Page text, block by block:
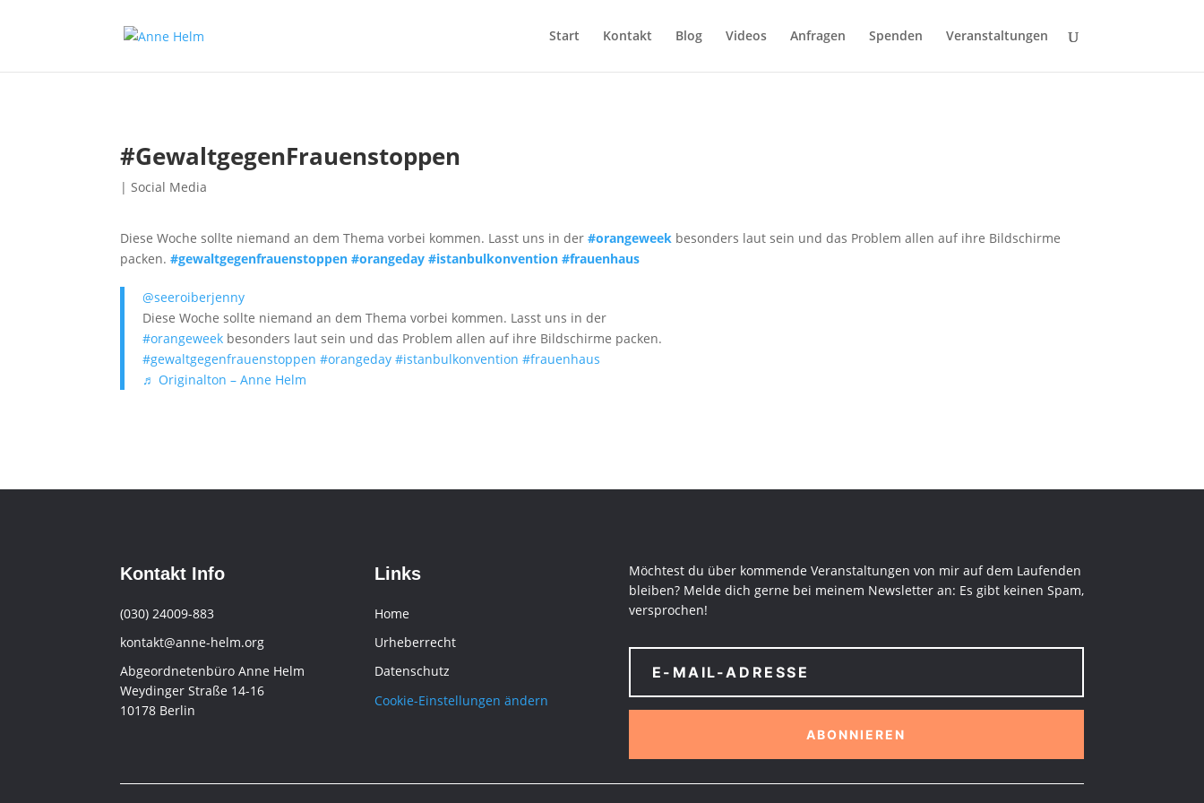
Start Kontakt Blog Videos Anfragen Spenden Veranstaltungen
#GewaltgegenFrauenstoppen
| Social Media
Diese Woche sollte niemand an dem Thema vorbei kommen. Lasst uns in der#orangeweek besonders laut sein und das Problem allen auf ihre Bildschirme
packen.#gewaltgegenfrauenstoppen #orangeday #istanbulkonvention #frauenhaus
@seeroiberjenny
Diese Woche sollte niemand an dem Thema vorbei kommen. Lasst uns in der
#orangeweek besonders laut sein und das Problem allen auf ihre Bildschirme packen.
#gewaltgegenfrauenstoppen #orangeday #istanbulkonvention #frauenhaus
♬ Originalton – Anne Helm
Kontakt Info
(030) 24009-883
kontakt@anne-helm.org
Abgeordnetenbüro Anne Helm
Weydinger Straße 14-16
10178 Berlin
Links
Home
Urheberrecht
Datenschutz
Cookie-Einstellungen ändern
Möchtest du über kommende Veranstaltungen von mir auf dem Laufenden
bleiben? Melde dich gerne bei meinem Newsletter an: Es gibt keinen Spam,
versprochen!
ABONNIEREN